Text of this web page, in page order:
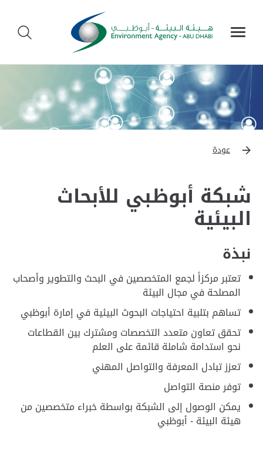
عودة
شبكة أبوظبي للأبحاث
البيئية
نبذة
تعتبر مركزاً لجمع المتخصصين في البحث والتطوير وأصحاب
المصلحة في مجال البيئة
تساهم بتلبية احتياجات البحوث البيئية في إمارة أبوظبي
تحقق تعاون متعدد التخصصات ومشترك بين القطاعات
نحو استدامة شاملة قائمة على العلم
تعزز تبادل المعرفة والتواصل المهني
توفر منصة التواصل
يمكن الوصول إلى الشبكة بواسطة خبراء متخصصين من
هيئة البيئة - أبوظبي